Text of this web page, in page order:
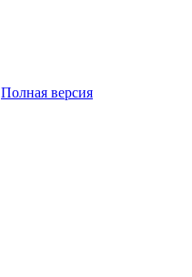
Полная версия